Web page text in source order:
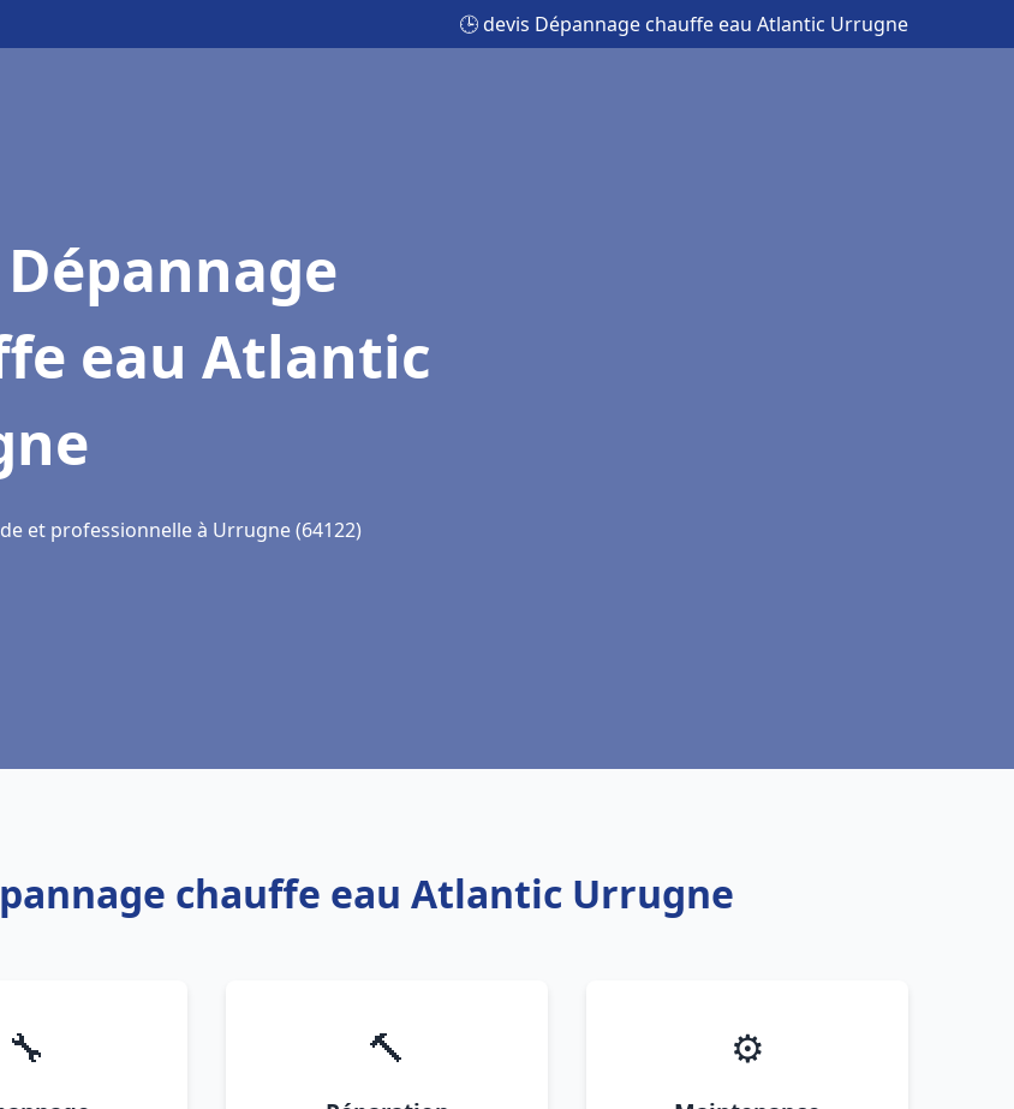
🕒 devis Dépannage chauffe eau Atlantic Urrugne
eau Atlantic
et professionnelle à Urrugne (64122)
chauffe eau Atlantic Urrugne
🔧 🔨 ⚙️